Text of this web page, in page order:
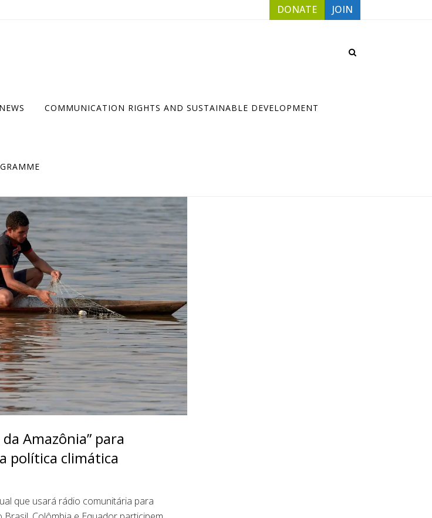
DONATE JOIN
COMMUNICATION RIGHTS AND SUSTAINABLE DEVELOPMENT
Amazônia” para
política climática
que usará rádio comunitária para
RECENT POSTS